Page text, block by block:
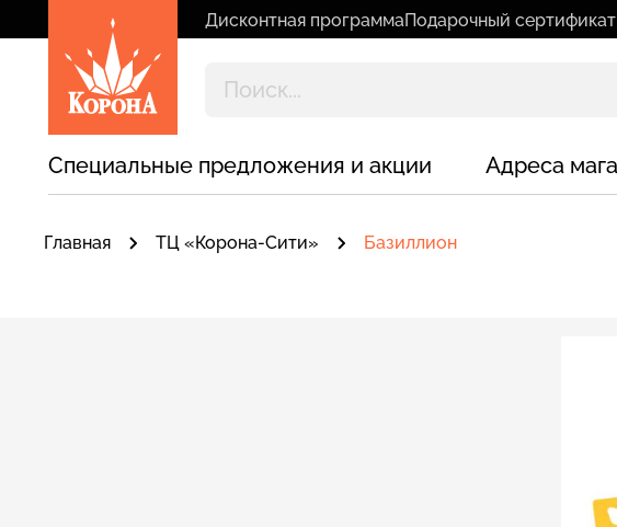
Дисконтная программаПодарочный сертификат
Специальные предложения и акции Адреса
Главная ТЦ «Корона-Сити» Базиллион